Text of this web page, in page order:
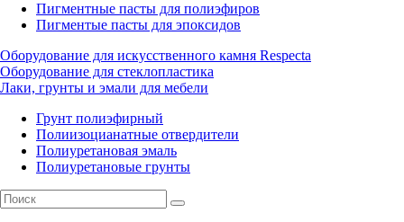
Пигментные пасты для полиэфиров
Пигментые пасты для эпоксидов
Оборудование для искусственного камня Respecta
Оборудование для стеклопластика
Лаки, грунты и эмали для мебели
Грунт полиэфирный
Полиизоцианатные отвердители
Полиуретановая эмаль
Полиуретановые грунты